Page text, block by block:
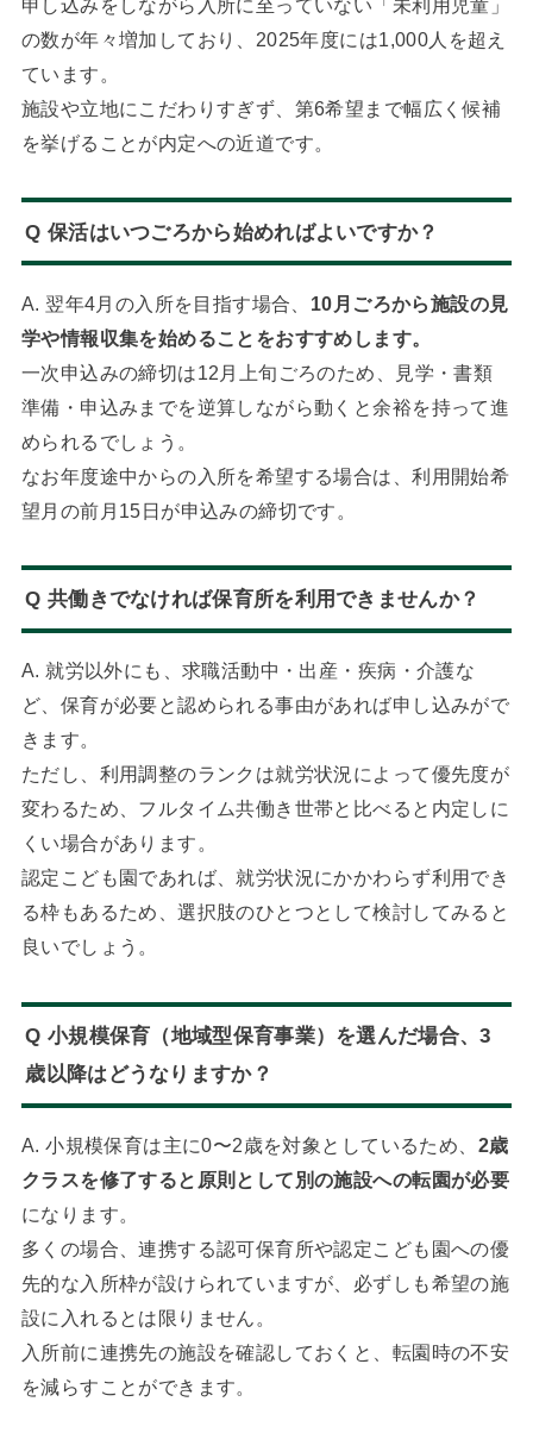
申し込みをしながら入所に至っていない「未利用児童」
の数が年々増加しており、2025年度には1,000人を超え
ています。
施設や立地にこだわりすぎず、第6希望まで幅広く候補
を挙げることが内定への近道です。
Q 保活はいつごろから始めればよいですか？
A. 翌年4月の入所を目指す場合、 10月ごろから施設の見
学や情報収集を始めることをおすすめします。
一次申込みの締切は12月上旬ごろのため、見学・書類
準備・申込みまでを逆算しながら動くと余裕を持って進
められるでしょう。
なお年度途中からの入所を希望する場合は、利用開始希
望月の前月15日が申込みの締切です。
Q 共働きでなければ保育所を利用できませんか？
A. 就労以外にも、求職活動中・出産・疾病・介護な
ど、保育が必要と認められる事由があれば申し込みがで
きます。
ただし、利用調整のランクは就労状況によって優先度が
変わるため、フルタイム共働き世帯と比べると内定しに
くい場合があります。
認定こども園であれば、就労状況にかかわらず利用でき
る枠もあるため、選択肢のひとつとして検討してみると
良いでしょう。
Q 小規模保育（地域型保育事業）を選んだ場合、3
歳以降はどうなりますか？
A. 小規模保育は主に0〜2歳を対象としているため、 2歳
クラスを修了すると原則として別の施設への転園が必要
になります。
多くの場合、連携する認可保育所や認定こども園への優
先的な入所枠が設けられていますが、必ずしも希望の施
設に入れるとは限りません。
入所前に連携先の施設を確認しておくと、転園時の不安
を減らすことができます。